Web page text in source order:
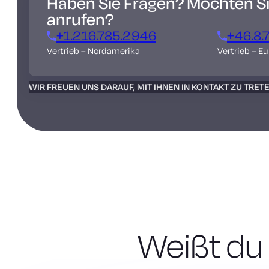
anrufen?
+1.216.785.2946
Vertrieb – Nordamerika Vertrieb –
WIR FREUEN UNS DARAUF, MIT IHNEN IN KONTAKT ZU
Weißt